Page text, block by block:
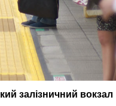
залізничний вокзал